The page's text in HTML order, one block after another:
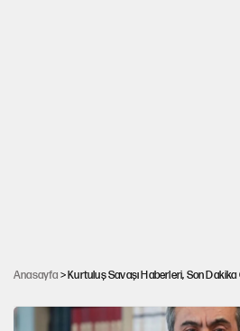
Anasayfa > Kurtuluş Savaşı Haberleri, Son
olurdun?'